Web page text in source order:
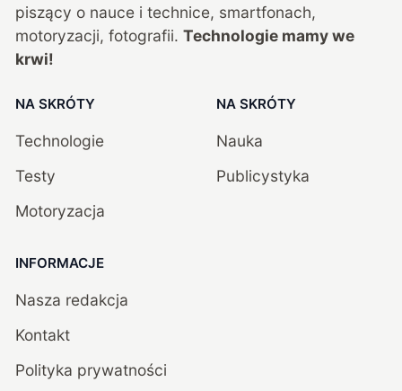
piszący o nauce i technice, smartfonach,
motoryzacji, fotografii. Technologie mamy we
krwi!
NA SKRÓTY
Technologie
Testy
Motoryzacja
NA SKRÓTY
Nauka
Publicystyka
INFORMACJE
Nasza redakcja
Kontakt
Polityka prywatności